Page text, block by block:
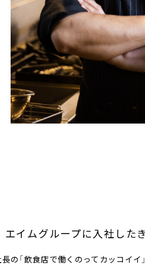
エイムグループに入社した
の「飲食店で働くのってカッコイイ